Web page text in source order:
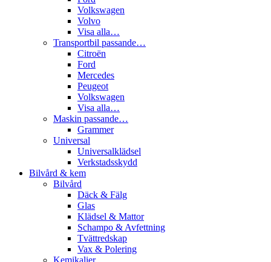
Volkswagen
Volvo
Visa alla…
Transportbil passande…
Citroën
Ford
Mercedes
Peugeot
Volkswagen
Visa alla…
Maskin passande…
Grammer
Universal
Universalklädsel
Verkstadsskydd
Bilvård & kem
Bilvård
Däck & Fälg
Glas
Klädsel & Mattor
Schampo & Avfettning
Tvättredskap
Vax & Polering
Kemikalier